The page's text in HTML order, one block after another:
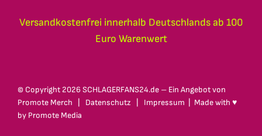
Versandkostenfrei innerhalb Deutschlands ab 100
Euro Warenwert
© Copyright 2026 SCHLAGERFANS24.de – Ein Angebot von
Promote Merch
Datenschutz Impressum | Made with ♥
by Promote Media